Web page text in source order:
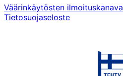
Väärinkäytösten ilmoituskanava
Tietosuojaseloste